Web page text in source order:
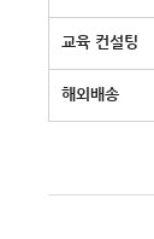
교육 컨설팅
해외배송